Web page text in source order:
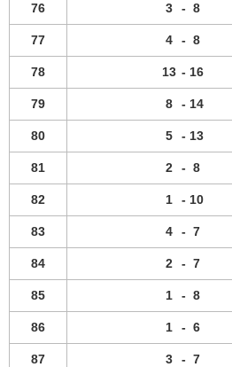
76 3 - 8
77 4 - 8
78 13 - 16
79 8 - 14
80 5 - 13
81 2 - 8
82 1 - 10
83 4 - 7
84 2 - 7
85 1 - 8
86 1 - 6
87 3 - 7